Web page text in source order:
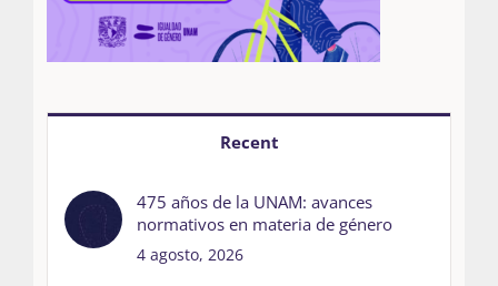
Recent
475 años de la UNAM: avances
normativos en materia de género
4 agosto, 2026